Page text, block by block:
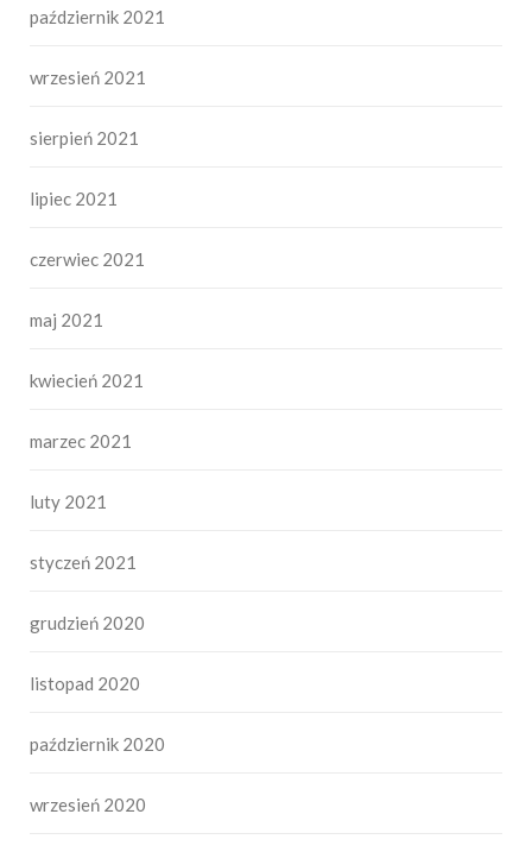
październik 2021
wrzesień 2021
sierpień 2021
lipiec 2021
czerwiec 2021
maj 2021
kwiecień 2021
marzec 2021
luty 2021
styczeń 2021
grudzień 2020
listopad 2020
październik 2020
wrzesień 2020